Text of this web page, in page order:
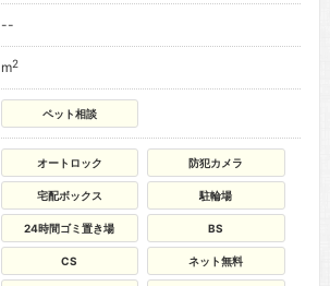
--
m2
ペット相談
オートロック 防犯カメラ
宅配ボックス 駐輪場
24時間ゴミ置き場 BS
CS ネット無料